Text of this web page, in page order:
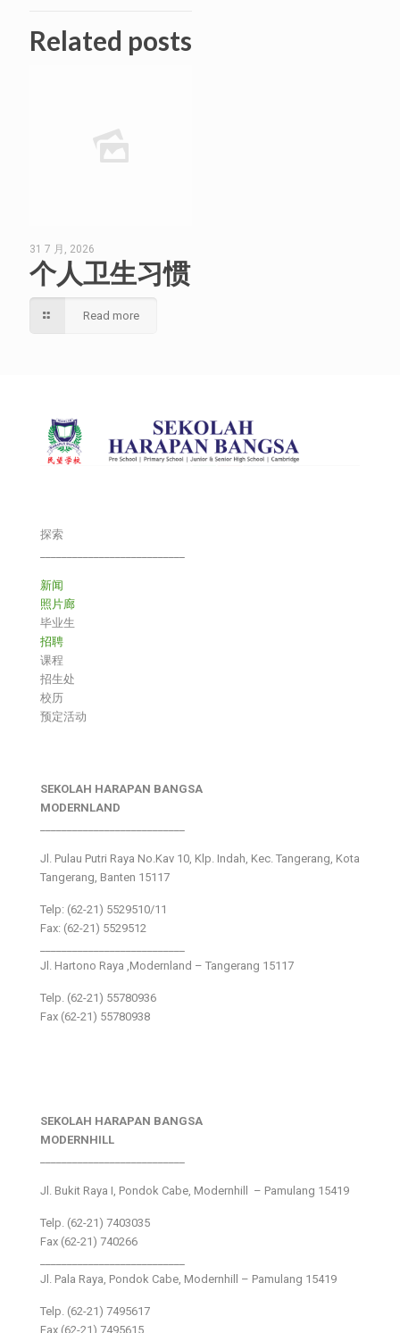
Related posts
31 7 月, 2026
个人卫生习惯
Read more
探索
新闻
照片廊
毕业生
招聘
课程
招生处
校历
预定活动
SEKOLAH HARAPAN BANGSA
MODERNLAND
Jl. Pulau Putri Raya No.Kav 10, Klp. Indah, Kec. Tangerang, Kota
Tangerang, Banten 15117
Telp: (62-21) 5529510/11
Fax: (62-21) 5529512
Jl. Hartono Raya ,Modernland – Tangerang 15117
Telp. (62-21) 55780936
Fax (62-21) 55780938
SEKOLAH HARAPAN BANGSA
MODERNHILL
Jl. Bukit Raya I, Pondok Cabe, Modernhill – Pamulang 15419
Telp. (62-21) 7403035
Fax (62-21) 740266
Jl. Pala Raya, Pondok Cabe, Modernhill – Pamulang 15419
Telp. (62-21) 7495617
Fax (62-21) 7495615